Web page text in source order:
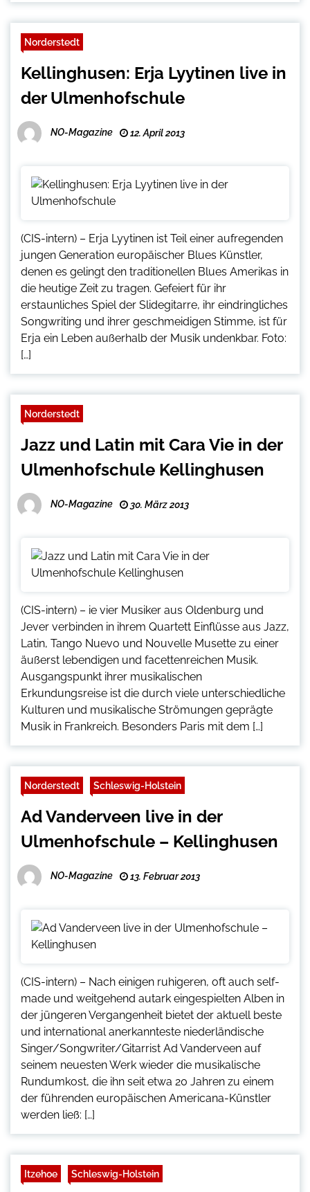
Norderstedt
Kellinghusen: Erja Lyytinen live in
der Ulmenhofschule
NO-Magazine 12. April 2013
(CIS-intern) – Erja Lyytinen ist Teil einer aufregenden
jungen Generation europäischer Blues Künstler,
denen es gelingt den traditionellen Blues Amerikas in
die heutige Zeit zu tragen. Gefeiert für ihr
erstaunliches Spiel der Slidegitarre, ihr eindringliches
Songwriting und ihrer geschmeidigen Stimme, ist für
Erja ein Leben außerhalb der Musik undenkbar. Foto:
[…]
Norderstedt
Jazz und Latin mit Cara Vie in der
Ulmenhofschule Kellinghusen
NO-Magazine 30. März 2013
(CIS-intern) – ie vier Musiker aus Oldenburg und
Jever verbinden in ihrem Quartett Einflüsse aus Jazz,
Latin, Tango Nuevo und Nouvelle Musette zu einer
äußerst lebendigen und facettenreichen Musik.
Ausgangspunkt ihrer musikalischen
Erkundungsreise ist die durch viele unterschiedliche
Kulturen und musikalische Strömungen geprägte
Musik in Frankreich. Besonders Paris mit dem […]
Norderstedt Schleswig-Holstein
Ad Vanderveen live in der
Ulmenhofschule – Kellinghusen
NO-Magazine 13. Februar 2013
(CIS-intern) – Nach einigen ruhigeren, oft auch self-
made und weitgehend autark eingespielten Alben in
der jüngeren Vergangenheit bietet der aktuell beste
und international anerkannteste niederländische
Singer/Songwriter/Gitarrist Ad Vanderveen auf
seinem neuesten Werk wieder die musikalische
Rundumkost, die ihn seit etwa 20 Jahren zu einem
der führenden europäischen Americana-Künstler
werden ließ: […]
Itzehoe Schleswig-Holstein